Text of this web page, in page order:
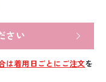
さい
は着用日ごとにご注文を